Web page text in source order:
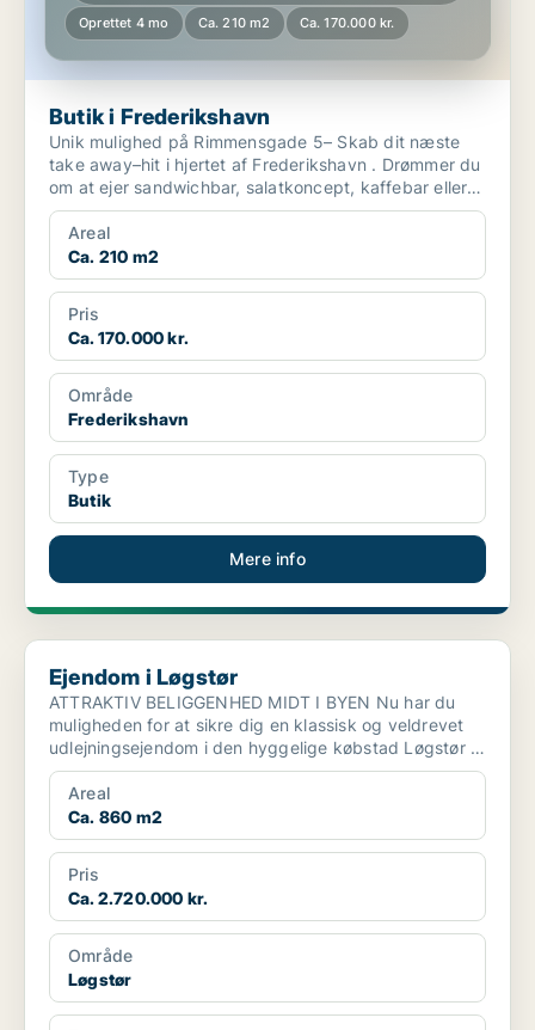
Oprettet 4 mo Ca. 210 m2 Ca. 170.000 kr.
Butik i Frederikshavn
Unik mulighed på Rimmensgade 5– Skab dit næste
take away–hit i hjertet af Frederikshavn . Drømmer du
om at ejer sandwichbar, salatkoncept, kaffebar eller
...
Areal
Ca. 210 m2
Pris
Ca. 170.000 kr.
Område
Frederikshavn
Type
Butik
Mere info
Ejendom i Løgstør
Ejendom i Løgstør
ATTRAKTIV BELIGGENHED MIDT I BYEN Nu har du
muligheden for at sikre dig en klassisk og veldrevet
udlejningsejendom i den hyggelige købstad Løgstør –
med sol...
Areal
Ca. 860 m2
Pris
Ca. 2.720.000 kr.
Område
Løgstør